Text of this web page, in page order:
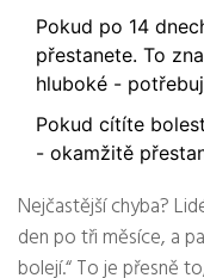
Pokud po 14
přestanete. To
hluboké -
Pokud cítíte
- okamžitě
Nejčastější chyba?
den po tři měsíce, a
bolejí.“ To je přesně